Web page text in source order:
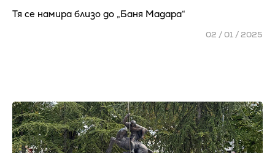
Тя се намира близо до „Баня Мадара“
02 / 01 / 2025